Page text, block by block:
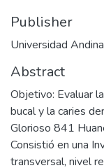
Publisher
Universidad
Abstract
Objetivo: Evaluar
bucal y la caries
Glorioso 841
Consistió en una
transversal, nivel